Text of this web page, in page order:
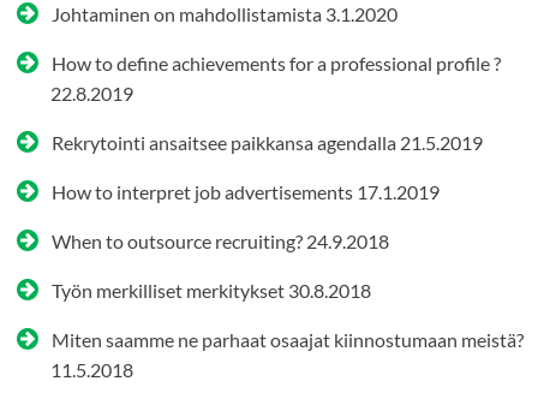
Johtaminen on mahdollistamista 3.1.2020
How to define achievements for a professional profile ?
22.8.2019
Rekrytointi ansaitsee paikkansa agendalla 21.5.2019
How to interpret job advertisements 17.1.2019
When to outsource recruiting? 24.9.2018
Työn merkilliset merkitykset 30.8.2018
Miten saamme ne parhaat osaajat kiinnostumaan meistä?
11.5.2018